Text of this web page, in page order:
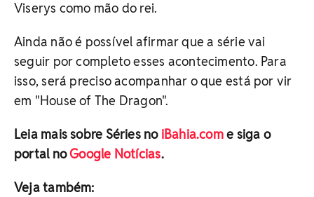
Viserys como mão do rei.
Ainda não é possível afirmar que a série vai
seguir por completo esses acontecimento. Para
isso, será preciso acompanhar o que está por vir
em "House of The Dragon".
Leia mais sobre Séries no iBahia.come siga o
portal noGoogle Notícias.
Veja também: